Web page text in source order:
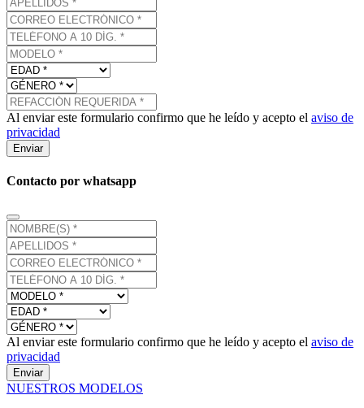
Al enviar este formulario confirmo que he leído y acepto el aviso de
privacidad
Enviar
Contacto por whatsapp
Al enviar este formulario confirmo que he leído y acepto el aviso de
privacidad
Enviar
NUESTROS MODELOS